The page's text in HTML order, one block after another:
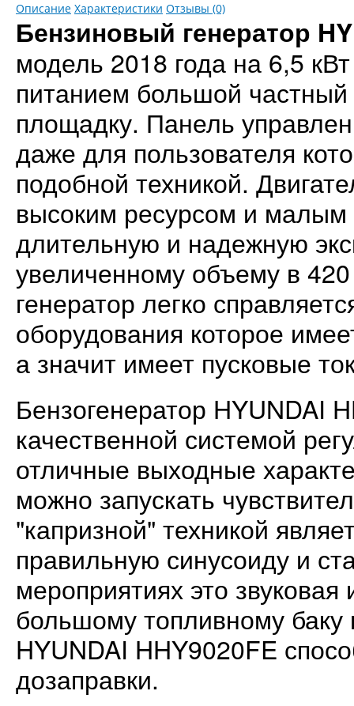
Описание Характеристики Отзывы (0)
Бензиновый генератор
модель 2018 года на 6,5
питанием большой
площадку. Панель
даже для пользователя
подобной техникой.
высоким ресурсом и малым
длительную и надежную
увеличенному объему в
генератор легко
оборудования которое
а значит имеет пусковые
Бензогенератор HYUNDAI
качественной системой
отличные выходные
можно запускать
"капризной" техникой
правильную синусоиду и
мероприятиях это
большому топливному баку
HYUNDAI HHY9020FE
дозаправки.